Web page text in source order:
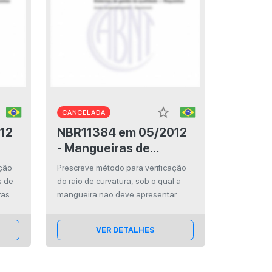
de
CANCELADA
star_border
NBR11384 em 05/2012
- Mangueiras de
elastômero reforçadas
com fibras têxteis para
sistema de irrigação
autopropelido -
Verificação do raio de
Prescreve método para verificação
do raio de curvatura, sob o qual a
mangueira nao deve apresentar
hidrostática interna constante.
VER DETALHES